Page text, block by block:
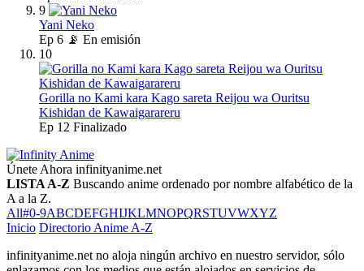
9
Yani Neko
Ep 6 📡 En emisión
10
Gorilla no Kami kara Kago sareta Reijou wa Ouritsu
Kishidan de Kawaigarareru
Ep 12 Finalizado
Únete Ahora infinityanime.net
LISTA A-Z Buscando anime ordenado por nombre alfabético de la
A a la Z.
All#0-9ABCDEFGHIJKLMNOPQRSTUVWXYZ
Inicio Directorio Anime A-Z
infinityanime.net no aloja ningún archivo en nuestro servidor, sólo